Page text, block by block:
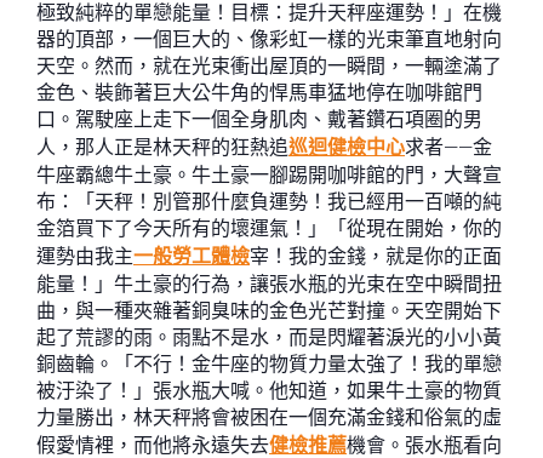
極致純粹的單戀能量！目標：提升天秤座運勢！」在機
器的頂部，一個巨大的、像彩虹一樣的光束筆直地射向
天空。然而，就在光束衝出屋頂的一瞬間，一輛塗滿了
金色、裝飾著巨大公牛角的悍馬車猛地停在咖啡館門
口。駕駛座上走下一個全身肌肉、戴著鑽石項圈的男
人，那人正是林天秤的狂熱追巡迴健檢中心求者——金
牛座霸總牛土豪。牛土豪一腳踢開咖啡館的門，大聲宣
布：「天秤！別管那什麼負運勢！我已經用一百噸的純
金箔買下了今天所有的壞運氣！」「從現在開始，你的
運勢由我主一般勞工體檢宰！我的金錢，就是你的正面
能量！」牛土豪的行為，讓張水瓶的光束在空中瞬間扭
曲，與一種夾雜著銅臭味的金色光芒對撞。天空開始下
起了荒謬的雨。雨點不是水，而是閃耀著淚光的小小黃
銅齒輪。「不行！金牛座的物質力量太強了！我的單戀
被汙染了！」張水瓶大喊。他知道，如果牛土豪的物質
力量勝出，林天秤將會被困在一個充滿金錢和俗氣的虛
假愛情裡，而他將永遠失去健檢推薦機會。張水瓶看向